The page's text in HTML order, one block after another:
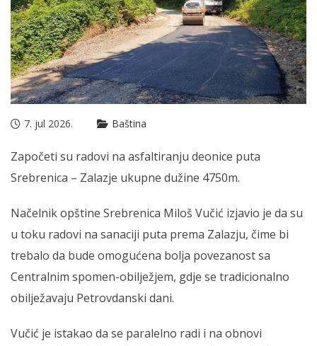
7. jul 2026. Baština
Započeti su radovi na asfaltiranju deonice puta
Srebrenica – Zalazje ukupne dužine 4750m.
Načelnik opštine Srebrenica Miloš Vučić izjavio je da su
u toku radovi na sanaciji puta prema Zalazju, čime bi
trebalo da bude omogućena bolja povezanost sa
Centralnim spomen-obilježjem, gdje se tradicionalno
obilježavaju Petrovdanski dani.
Vučić je istakao da se paralelno radi i na obnovi